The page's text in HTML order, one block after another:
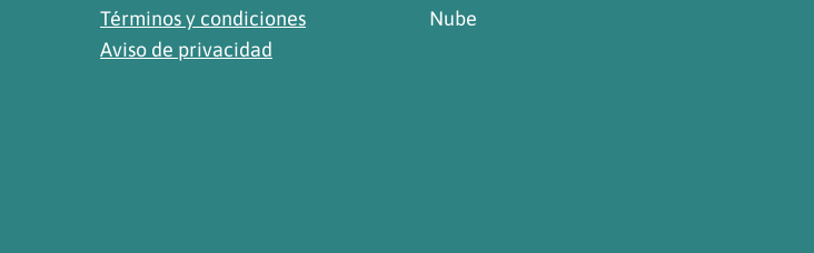
Términos y condiciones
Aviso de privacidad
Nube